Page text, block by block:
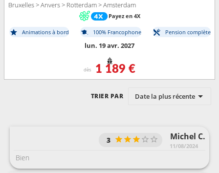
Bruxelles > Anvers > Rotterdam > Amsterdam
Payez en 4X
Animations à bord 100% Francophone Pension complète
lun. 19 avr. 2027
dès 1 189 €
TRIER PAR Date la plus récente
Michel C.
11/08/2024
3
Bien